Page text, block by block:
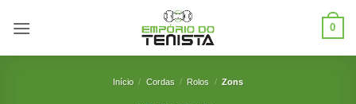
0
Início / Cordas / Rolos / Zons